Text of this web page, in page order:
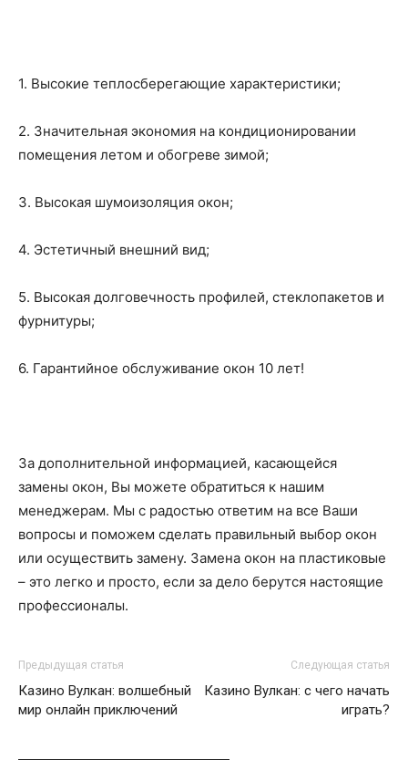
1. Высокие теплосберегающие характеристики;
2. Значительная экономия на кондиционировании
помещения летом и обогреве зимой;
3. Высокая шумоизоляция окон;
4. Эстетичный внешний вид;
5. Высокая долговечность профилей, стеклопакетов и
фурнитуры;
6. Гарантийное обслуживание окон 10 лет!
За дополнительной информацией, касающейся
замены окон, Вы можете обратиться к нашим
менеджерам. Мы с радостью ответим на все Ваши
вопросы и поможем сделать правильный выбор окон
или осуществить замену. Замена окон на пластиковые
– это легко и просто, если за дело берутся настоящие
профессионалы.
Предыдущая статья
Казино Вулкан: волшебный
мир онлайн приключений
Следующая статья
Казино Вулкан: с чего начать
играть?